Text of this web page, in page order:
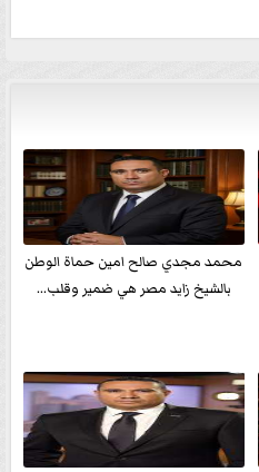
محمد مجدي صالح امين حماة الوطن
بالشيخ زايد مصر هي ضمير وقلب...